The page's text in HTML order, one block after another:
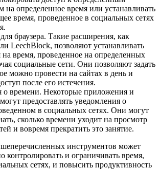
на определенное время или устанавливать
время, проведенное в социальных сетях
браузера. Такие расширения, как
LeechBlock, позволяют устанавливать
на время, проведенное на определенных
социальные сети. Они позволяют задать
можно провести на сайтах в день и
после его истечения.
о времени. Некоторые приложения и
предоставлять уведомления о
в социальных сетях. Они могут
сколько времени уходит на просмотр
и вовремя прекратить это занятие.
инструментов может
контролировать и ограничивать время,
сетях, и повысить продуктивность